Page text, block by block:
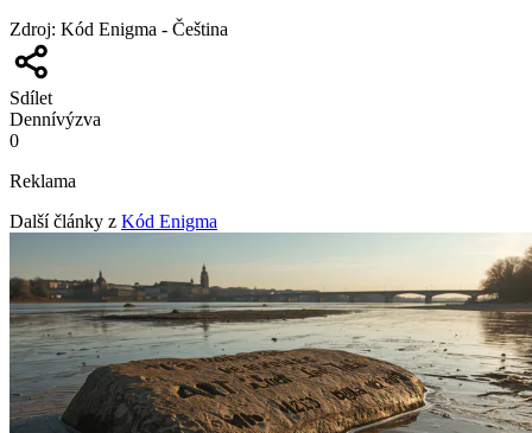
Zdroj: Kód Enigma - Čeština
Sdílet
Dennívýzva
0
Reklama
Další články z Kód Enigma